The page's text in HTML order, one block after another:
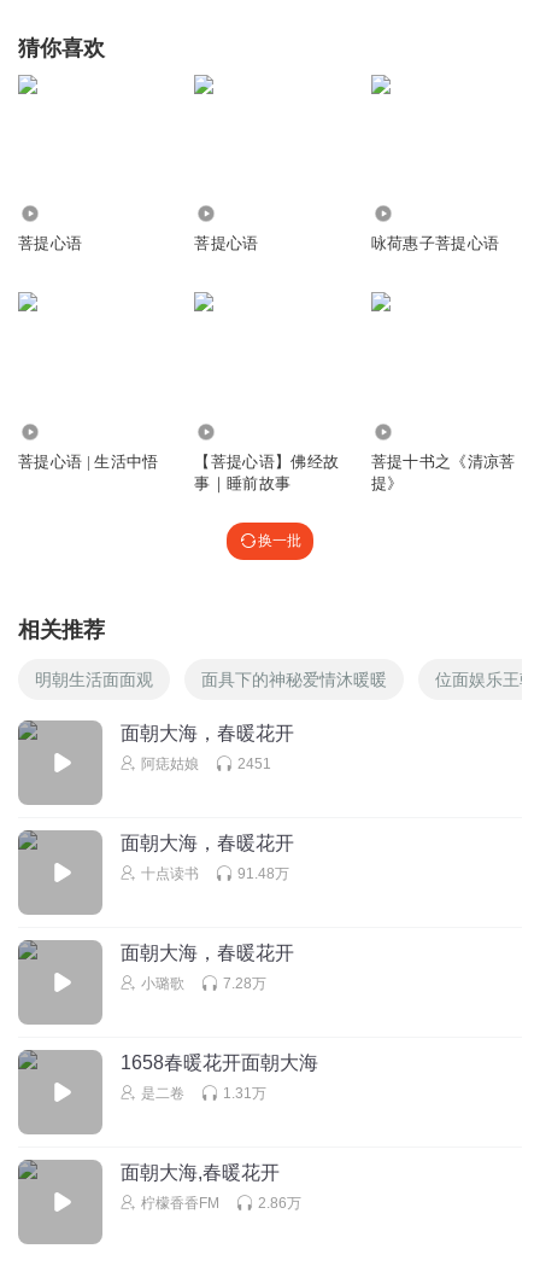
面朝大海，春暖花开！
面朝大海，春暖花开。
猜你喜欢
菩提心语 菩提心语 咏荷惠子菩提心语
菩提心语 | 生活中悟
【菩提心语】佛经故
事｜睡前故事
菩提十书之《清凉菩
提》
换一批
相关推荐
明朝生活面面观 面具下的神秘爱情沐暖暖 位面娱乐王朝
面朝大海，春暖花开
阿痣姑娘 2451
面朝大海，春暖花开
十点读书 91.48万
面朝大海，春暖花开
小璐歌 7.28万
1658春暖花开面朝大海
是二卷 1.31万
面朝大海,春暖花开
柠檬香香FM 2.86万